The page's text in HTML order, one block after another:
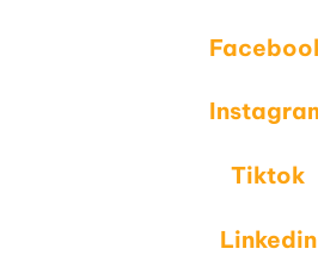
Tiktok
Linkedin